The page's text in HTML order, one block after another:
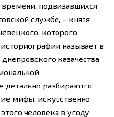
времени, подвизавшихся
службе, – князя
которого
называет в
казачества
детально разбираются
мифы, искусственно
человека в угоду